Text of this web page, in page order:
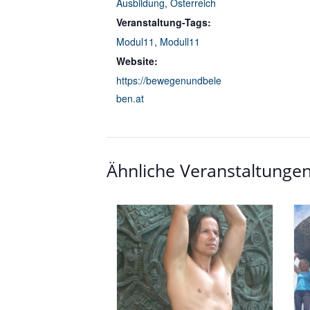
Veranstaltung-Tags:
Modul11 , Modull11
Website:
https://bewegenundbele
ben.at
Ähnliche